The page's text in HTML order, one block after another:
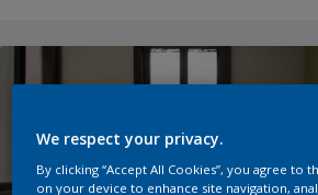
We respect your privacy.
By clicking “Accept All Cookies”, you agree to
on your device to enhance site navigation,